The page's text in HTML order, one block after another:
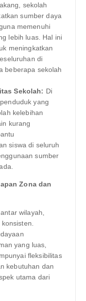
sekolah
sumber daya
memenuhi
lebih luas. Hal ini
meningkatkan
di
beberapa sekolah
Sekolah: Di
yang
kelebihan
kurang
siswa di seluruh
sumber
Zona dan
wilayah,
yang luas,
fleksibilitas
kebutuhan dan
utama dari